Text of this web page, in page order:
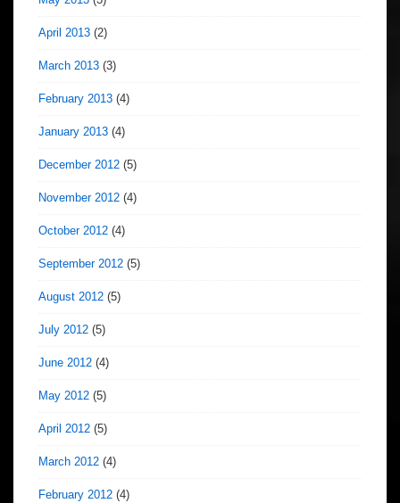
April 2013 (2)
March 2013 (3)
February 2013 (4)
January 2013 (4)
December 2012 (5)
November 2012 (4)
October 2012 (4)
September 2012 (5)
August 2012 (5)
July 2012 (5)
June 2012 (4)
May 2012 (5)
April 2012 (5)
March 2012 (4)
February 2012 (4)